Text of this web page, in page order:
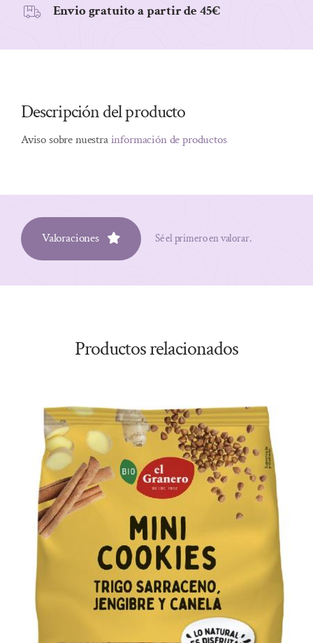
Envio gratuito a partir de 45€
Descripción del producto
Aviso sobre nuestrainformación de productos
Valoraciones Sé el primero en valorar.
Productos relacionados